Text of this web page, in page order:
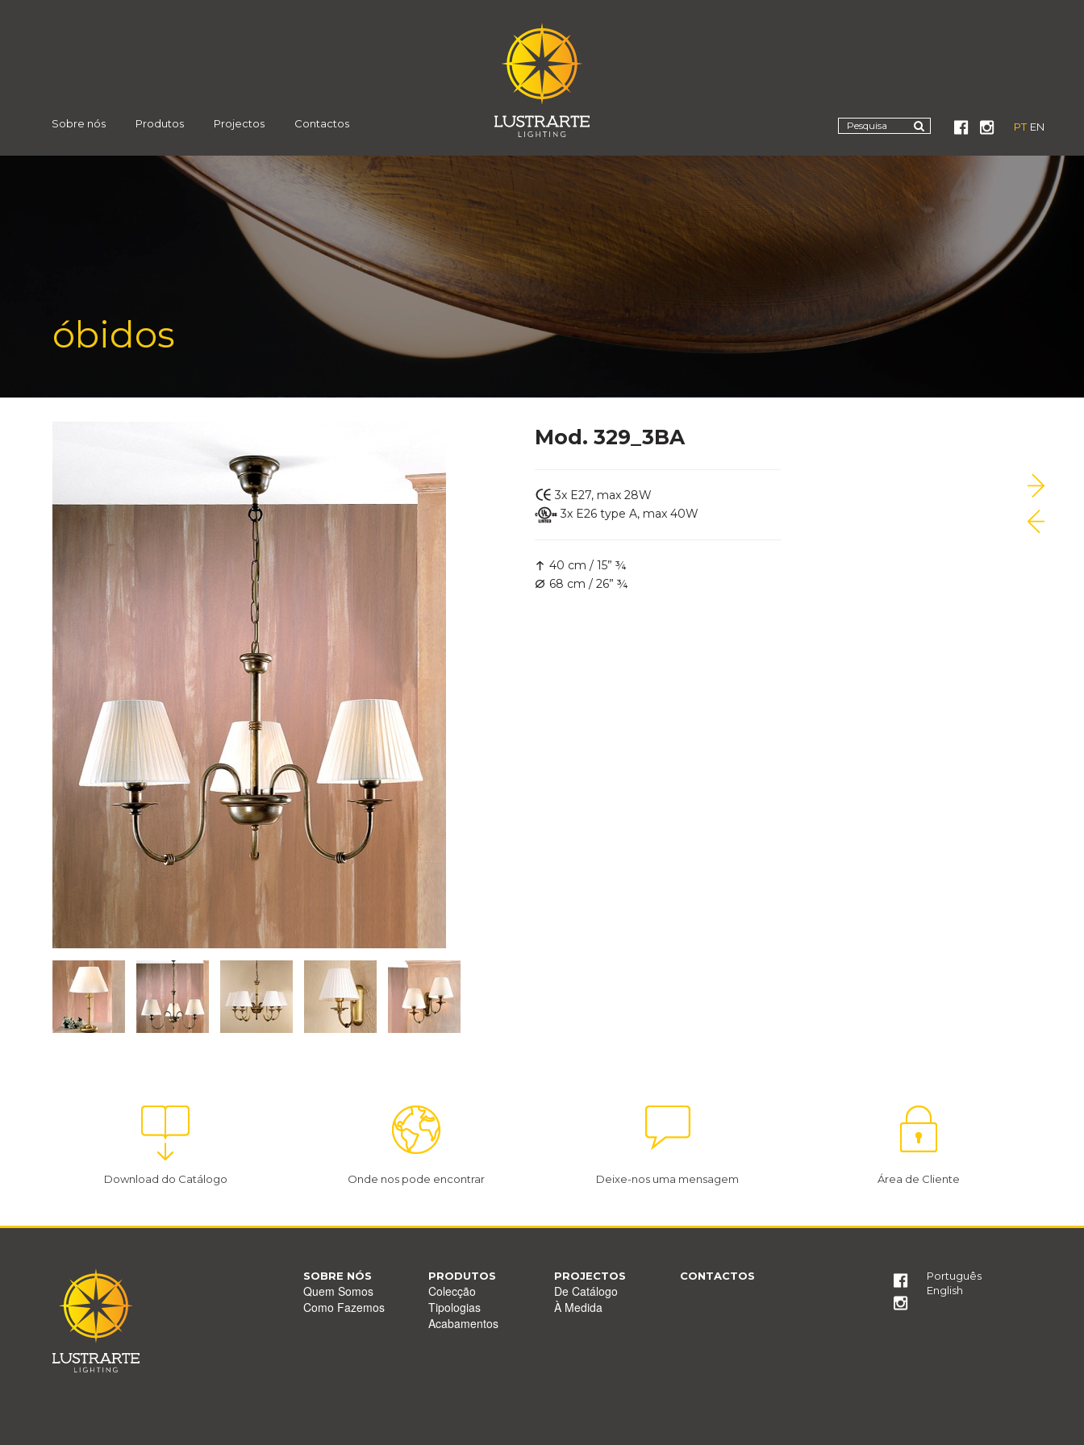
Sobre nós Produtos Projectos Contactos PT EN
óbidos
Mod. 329_3BA
3x E27, max 28W
3x E26 type A, max 40W
40 cm / 15” ¾
68 cm / 26” ¾
Download do Catálogo Onde nos pode encontrar Deixe-nos uma mensagem Área de Cliente
SOBRE NÓS
Quem Somos
Como Fazemos
PRODUTOS
Colecção
Tipologias
Acabamentos
PROJECTOS
De Catálogo
À Medida
CONTACTOS
Português
English